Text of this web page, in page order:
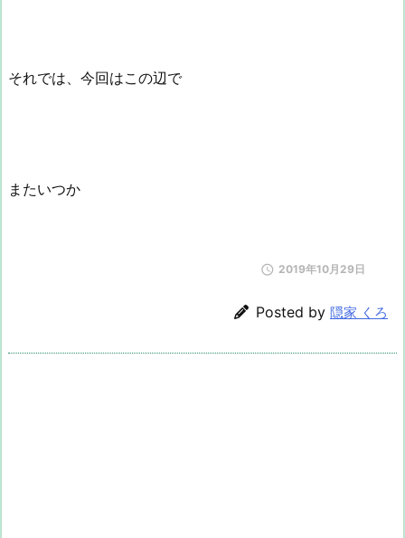
それでは、今回はこの辺で
またいつか
 2019年10月29日
Posted by 隠家 くろ